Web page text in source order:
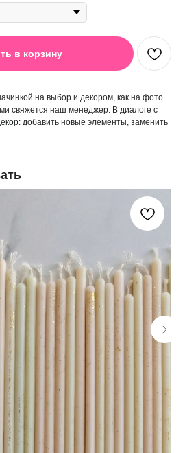
в корзину
на выбор и декором, как на фото.
свяжется наш менеджер. В диалоге с
добавить новые элементы, заменить